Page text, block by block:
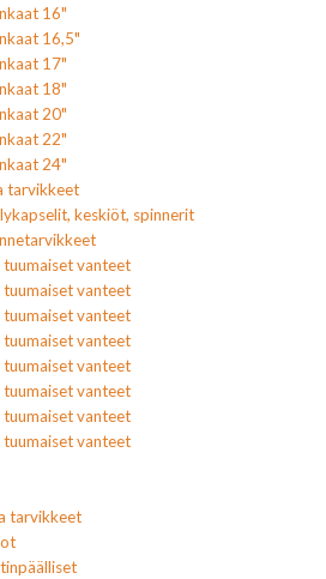
16"
16,5"
17"
18"
20"
22"
24"
tarvikkeet
keskiöt, spinnerit
tuumaiset vanteet
tuumaiset vanteet
tuumaiset vanteet
tuumaiset vanteet
tuumaiset vanteet
tuumaiset vanteet
tuumaiset vanteet
tuumaiset vanteet
tarvikkeet